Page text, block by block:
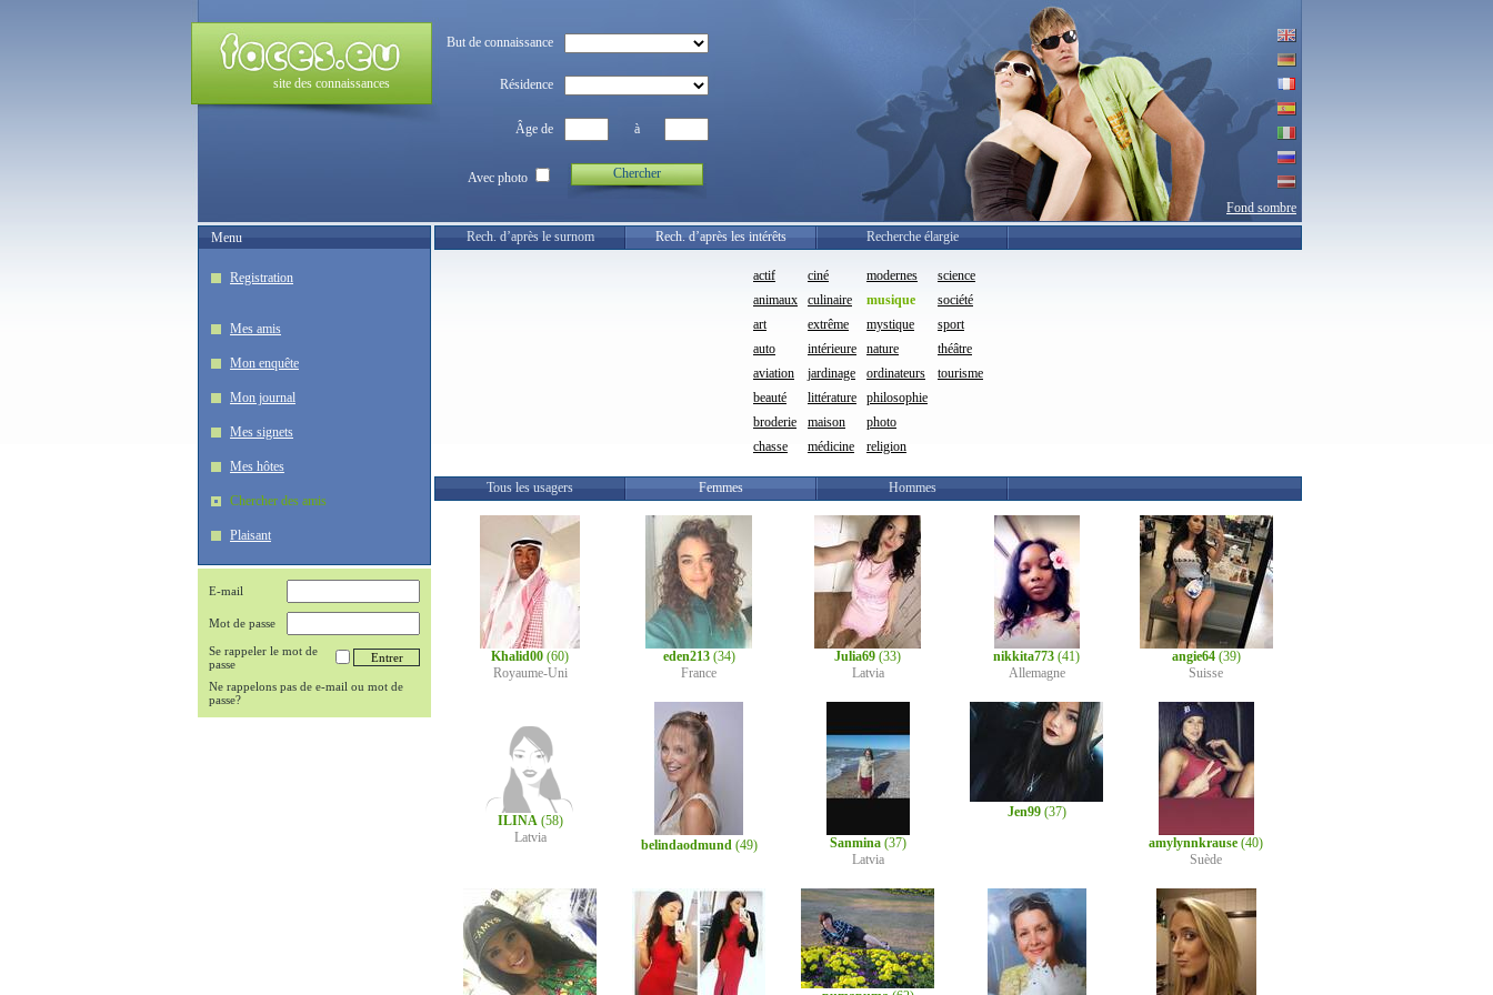
site des connaissances
But de connaissance
Résidence
Âge de à
Avec photo Chercher
Fond sombre
Menu
Registration
Mes amis
Mon enquête
Mon journal
Mes signets
Mes hôtes
Chercher des amis
Plaisant
E-mail
Mot de passe
Se rappeler le mot de
passe
Ne rappelons pas de e-mail ou mot de
passe?
Rech. d’après le surnom Rech. d’après les intérêts Recherche élargie
actif
animaux
art
auto
aviation
beauté
broderie
chasse
ciné
culinaire
extrême
intérieure
jardinage
littérature
maison
médicine
modernes
musique
mystique
nature
ordinateurs
philosophie
photo
religion
science
société
sport
théâtre
tourisme
Tous les usagers Femmes Hommes
Khalid00 (60)
Royaume-Uni
eden213(34)
France
Julia69 (33)
Latvia
nikkita773 (41)
Allemagne
angie64(39)
Suisse
ILINA(58)
Latvia
belindaodmund(49) Sanmina(37)
Latvia
Jen99(37)
amylynnkrause (40)
Suède